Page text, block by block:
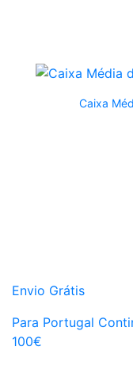
Caixa
Envio Grátis
Para Portugal
100€